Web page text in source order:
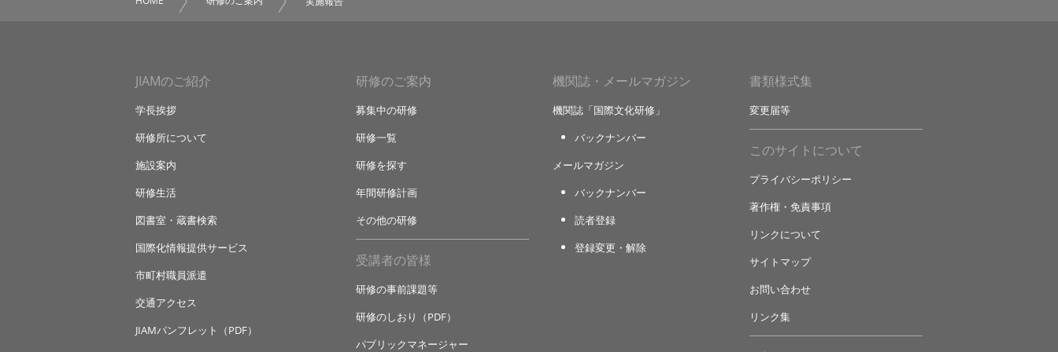
JIAMのご紹介
学長挨拶
研修所について
施設案内
研修生活
図書室・蔵書検索
国際化情報提供サービス
市町村職員派遣
交通アクセス
JIAMパンフレット（PDF）
研修のご案内
募集中の研修
研修一覧
研修を探す
年間研修計画
その他の研修
受講者の皆様
研修の事前課題等
研修のしおり（PDF）
パブリックマネージャー
機関誌・メールマガジン
機関誌「国際文化研修」
バックナンバー
メールマガジン
バックナンバー
読者登録
登録変更・解除
書類様式集
変更届等
このサイトについて
プライバシーポリシー
著作権・免責事項
リンクについて
サイトマップ
お問い合わせ
リンク集